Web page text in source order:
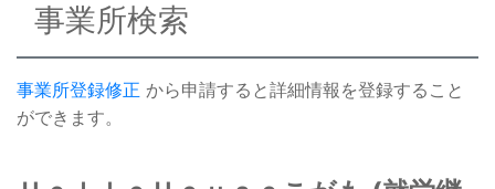
事業所検索
事業所登録修正 から申請すると詳細情報を登録すること
ができます。